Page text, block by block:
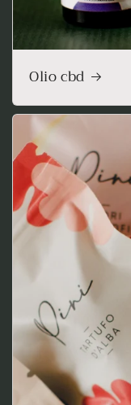
Olio cbd